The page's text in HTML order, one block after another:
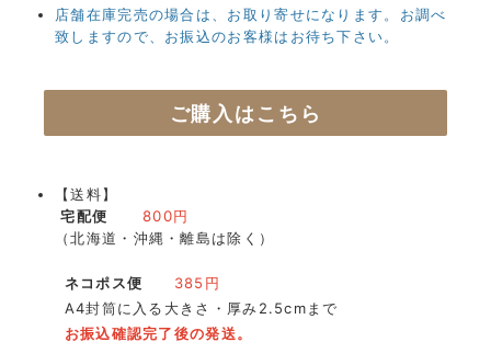
店舗在庫完売の場合は、お取り寄せになります。お調べ
致しますので、お振込のお客様はお待ち下さい。
ご購入はこちら
【送料】
宅配便
800円
（北海道・沖縄・離島は除く）
ネコポス便
385円
A4封筒に入る大きさ・厚み2.5cmまで
お振込確認完了後の発送。